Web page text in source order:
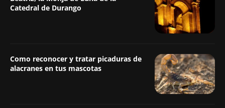
Catedral de Durango
Como reconocer y tratar picaduras de
alacranes en tus mascotas